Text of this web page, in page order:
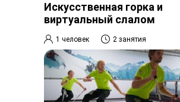
Искусственная горка и
виртуальный слалом
1 человек 2 занятия